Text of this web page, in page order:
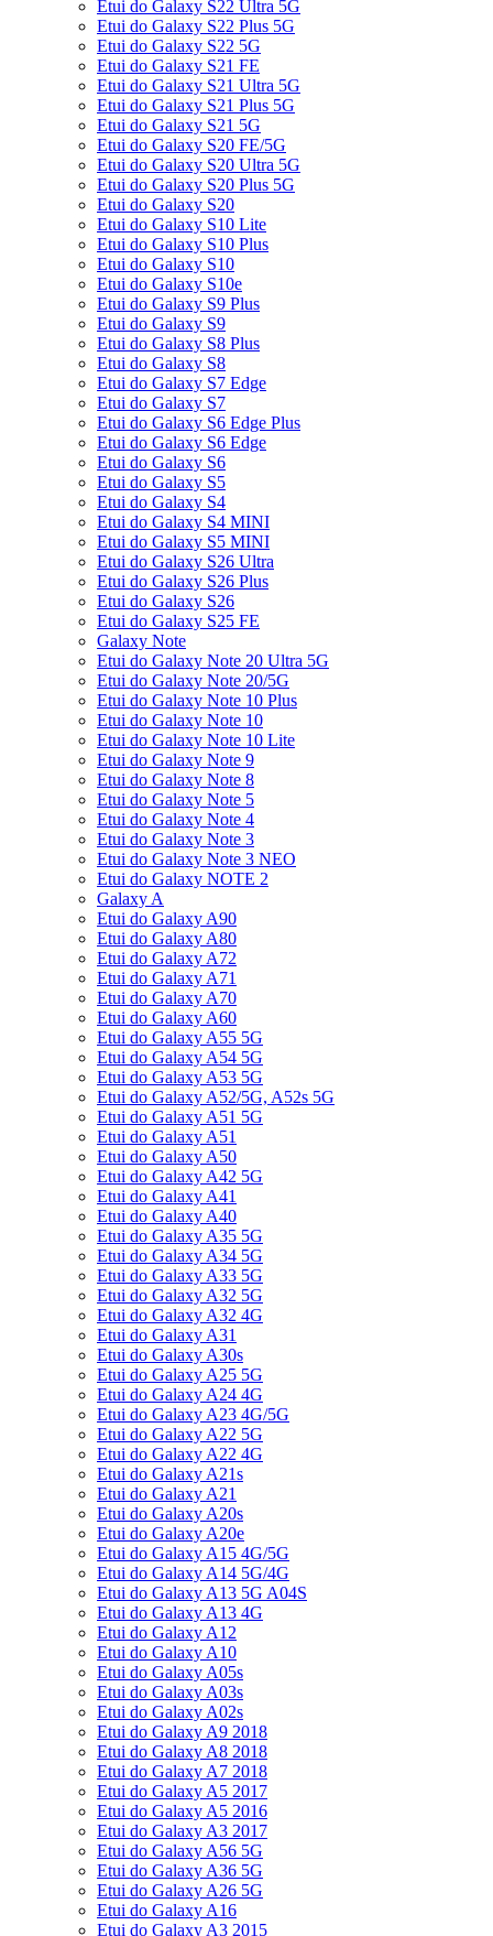
Etui do Galaxy S22 Ultra 5G
Etui do Galaxy S22 Plus 5G
Etui do Galaxy S22 5G
Etui do Galaxy S21 FE
Etui do Galaxy S21 Ultra 5G
Etui do Galaxy S21 Plus 5G
Etui do Galaxy S21 5G
Etui do Galaxy S20 FE/5G
Etui do Galaxy S20 Ultra 5G
Etui do Galaxy S20 Plus 5G
Etui do Galaxy S20
Etui do Galaxy S10 Lite
Etui do Galaxy S10 Plus
Etui do Galaxy S10
Etui do Galaxy S10e
Etui do Galaxy S9 Plus
Etui do Galaxy S9
Etui do Galaxy S8 Plus
Etui do Galaxy S8
Etui do Galaxy S7 Edge
Etui do Galaxy S7
Etui do Galaxy S6 Edge Plus
Etui do Galaxy S6 Edge
Etui do Galaxy S6
Etui do Galaxy S5
Etui do Galaxy S4
Etui do Galaxy S4 MINI
Etui do Galaxy S5 MINI
Etui do Galaxy S26 Ultra
Etui do Galaxy S26 Plus
Etui do Galaxy S26
Etui do Galaxy S25 FE
Galaxy Note
Etui do Galaxy Note 20 Ultra 5G
Etui do Galaxy Note 20/5G
Etui do Galaxy Note 10 Plus
Etui do Galaxy Note 10
Etui do Galaxy Note 10 Lite
Etui do Galaxy Note 9
Etui do Galaxy Note 8
Etui do Galaxy Note 5
Etui do Galaxy Note 4
Etui do Galaxy Note 3
Etui do Galaxy Note 3 NEO
Etui do Galaxy NOTE 2
Galaxy A
Etui do Galaxy A90
Etui do Galaxy A80
Etui do Galaxy A72
Etui do Galaxy A71
Etui do Galaxy A70
Etui do Galaxy A60
Etui do Galaxy A55 5G
Etui do Galaxy A54 5G
Etui do Galaxy A53 5G
Etui do Galaxy A52/5G, A52s 5G
Etui do Galaxy A51 5G
Etui do Galaxy A51
Etui do Galaxy A50
Etui do Galaxy A42 5G
Etui do Galaxy A41
Etui do Galaxy A40
Etui do Galaxy A35 5G
Etui do Galaxy A34 5G
Etui do Galaxy A33 5G
Etui do Galaxy A32 5G
Etui do Galaxy A32 4G
Etui do Galaxy A31
Etui do Galaxy A30s
Etui do Galaxy A25 5G
Etui do Galaxy A24 4G
Etui do Galaxy A23 4G/5G
Etui do Galaxy A22 5G
Etui do Galaxy A22 4G
Etui do Galaxy A21s
Etui do Galaxy A21
Etui do Galaxy A20s
Etui do Galaxy A20e
Etui do Galaxy A15 4G/5G
Etui do Galaxy A14 5G/4G
Etui do Galaxy A13 5G A04S
Etui do Galaxy A13 4G
Etui do Galaxy A12
Etui do Galaxy A10
Etui do Galaxy A05s
Etui do Galaxy A03s
Etui do Galaxy A02s
Etui do Galaxy A9 2018
Etui do Galaxy A8 2018
Etui do Galaxy A7 2018
Etui do Galaxy A5 2017
Etui do Galaxy A5 2016
Etui do Galaxy A3 2017
Etui do Galaxy A56 5G
Etui do Galaxy A36 5G
Etui do Galaxy A26 5G
Etui do Galaxy A16
Etui do Galaxy A3 2015